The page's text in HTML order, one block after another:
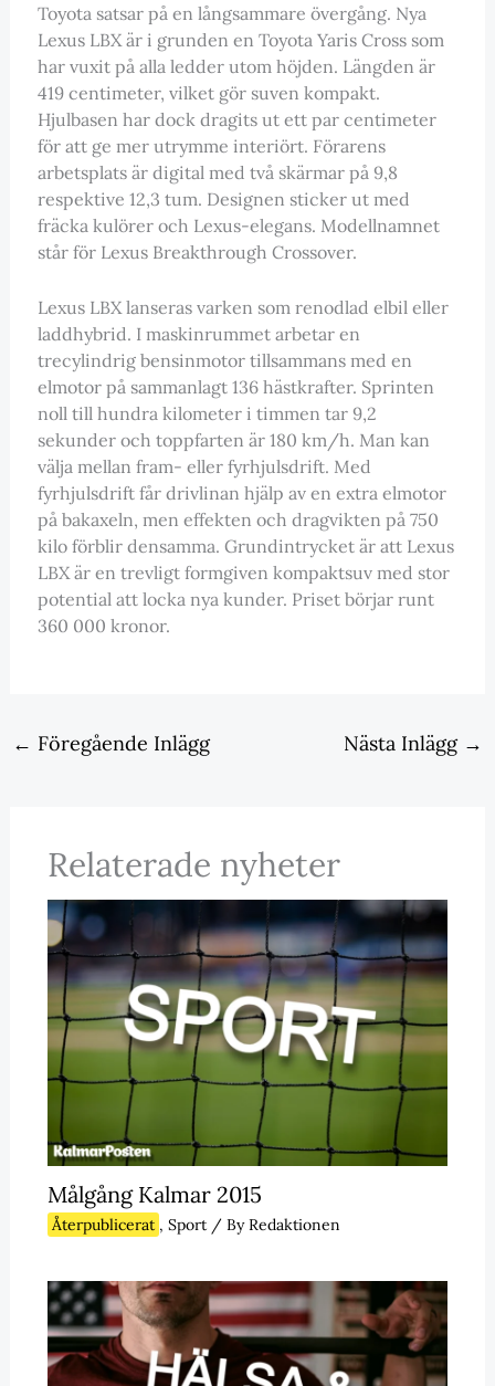
Toyota satsar på en långsammare övergång. Nya
Lexus LBX är i grunden en Toyota Yaris Cross som
har vuxit på alla ledder utom höjden. Längden är
419 centimeter, vilket gör suven kompakt.
Hjulbasen har dock dragits ut ett par centimeter
för att ge mer utrymme interiört. Förarens
arbetsplats är digital med två skärmar på 9,8
respektive 12,3 tum. Designen sticker ut med
fräcka kulörer och Lexus-elegans. Modellnamnet
står för Lexus Breakthrough Crossover.
Lexus LBX lanseras varken som renodlad elbil eller
laddhybrid. I maskinrummet arbetar en
trecylindrig bensinmotor tillsammans med en
elmotor på sammanlagt 136 hästkrafter. Sprinten
noll till hundra kilometer i timmen tar 9,2
sekunder och toppfarten är 180 km/h. Man kan
välja mellan fram- eller fyrhjulsdrift. Med
fyrhjulsdrift får drivlinan hjälp av en extra elmotor
på bakaxeln, men effekten och dragvikten på 750
kilo förblir densamma. Grundintrycket är att Lexus
LBX är en trevligt formgiven kompaktsuv med stor
potential att locka nya kunder. Priset börjar runt
360 000 kronor.
← Föregående Inlägg Nästa Inlägg →
Relaterade nyheter
Målgång Kalmar 2015
Återpublicerat , Sport/ ByRedaktionen